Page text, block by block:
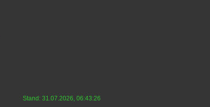
Stand: 31.07.2026, 06:43:26